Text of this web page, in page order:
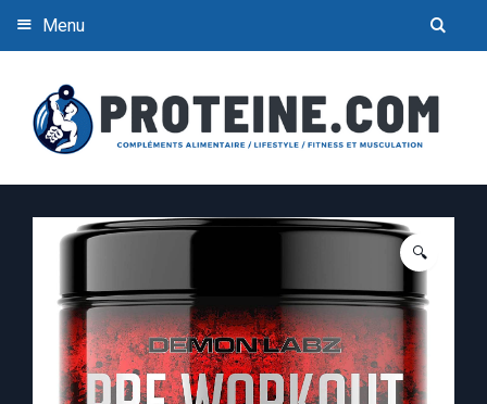
Menu
🔍